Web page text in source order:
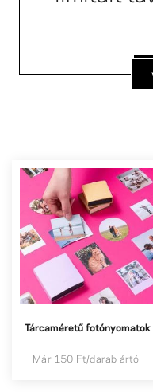
Tárcaméretű fotónyomatok
Már 150 Ft/darab ártól